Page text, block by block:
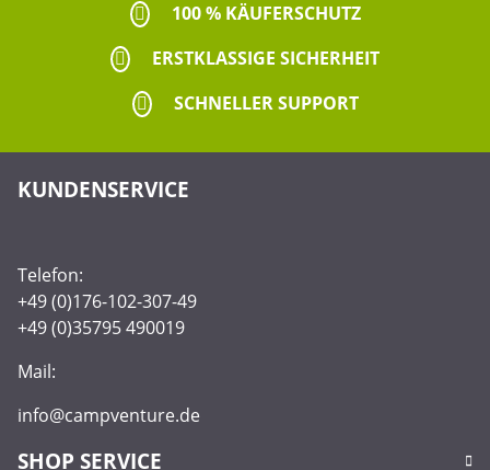
100 % KÄUFERSCHUTZ
ERSTKLASSIGE SICHERHEIT
SCHNELLER SUPPORT
KUNDENSERVICE
Telefon:
+49 (0)176-102-307-49
+49 (0)35795 490019
Mail:
info@campventure.de
SHOP SERVICE